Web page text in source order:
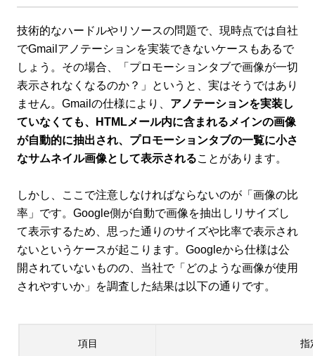
技術的なハードルやリソースの問題で、現時点では自社
でGmailアノテーションを実装できないケースもあるで
しょう。その場合、「プロモーションタブで画像が一切
表示されなくなるのか？」というと、実はそうではあり
ません。Gmailの仕様により、 アノテーションを実装し
ていなくても、HTMLメール内に含まれるメインの画像
が自動的に抽出され、プロモーションタブの一覧に小さ
なサムネイル画像として表示されることがあります。
しかし、ここで注意しなければならないのが「画像の比
率」です。Google側が自動で画像を抽出しリサイズし
て表示するため、思った通りのサイズや比率で表示され
ないというケースが起こります。Googleから仕様は公
開されていないものの、当社で「どのような画像が使用
されやすいか」を調査した結果は以下の通りです。
項目 指